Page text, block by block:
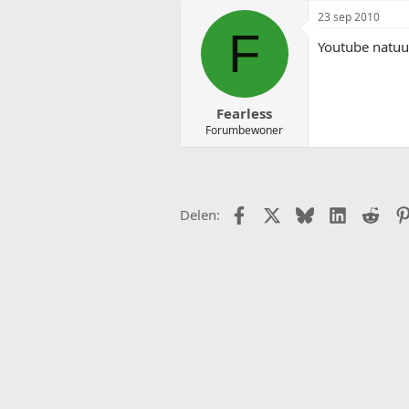
F
Fearless
Forumbewoner
23 sep 2010
Youtube
Delen: FacebookX (Twitter)
BlueskyLinkedIn